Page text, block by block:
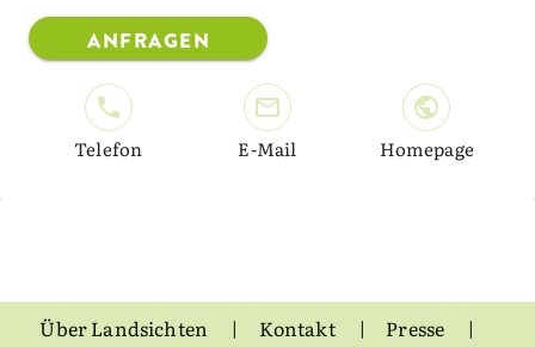
ANFRAGEN
Telefon E-Mail Homepage
Über Landsichten Kontakt Presse